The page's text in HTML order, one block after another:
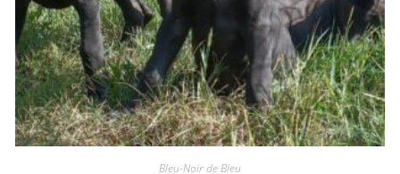
Bleu-Noir de Bleu